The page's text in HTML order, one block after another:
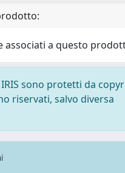
associati a questo
sono protetti da
riservati, salvo diversa